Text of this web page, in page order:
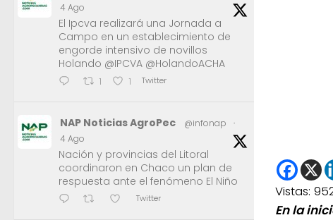
Vistas:
En la
4 Ago
El Ipcva realizará una Jornada a
Campo en un establecimiento de
engorde intensivo de novillos
Holando @IPCVA @HolandoACHA
1 1 Twitter
NAP Noticias AgroPec @infonap
·
4 Ago
Nación y provincias del Litoral
coordinaron en Chaco un plan de
respuesta ante el fenómeno El Niño
Twitter